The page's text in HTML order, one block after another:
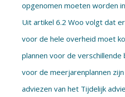
opgenomen moeten worden
Uit artikel 6.2 Woo volgt dat
voor de hele overheid moet
plannen voor de
voor de meerjarenplannen
adviezen van het Tijdelijk